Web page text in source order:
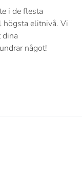
i de flesta
elitnivå. Vi
dina
något!